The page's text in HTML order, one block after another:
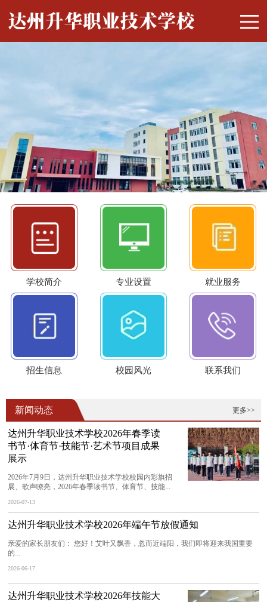
学校简介 专业设置 就业服务
招生信息 校园风光 联系我们
更多>>
新闻动态
达州升华职业技术学校2026年春季读
书节·体育节·技能节·艺术节项目成果
展示
2026年7月9日，达州升华职业技术学校校园内彩旗招
展、歌声嘹亮，2026年春季读书节、体育节、技能...
2026-07-13
达州升华职业技术学校2026年端午节放假通知
亲爱的家长朋友们： 您好！艾叶又飘香，忽而近端阳，我们即将迎来我国重要
的...
2026-06-17
达州升华职业技术学校2026年技能大